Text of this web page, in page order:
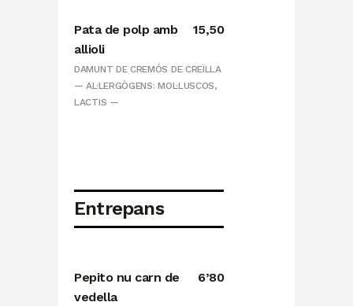
Pata de polp amb
allioli
15,50
DAMUNT DE CREMÓS DE CREÏLLA
— AL·LERGÒGENS: MOL·LUSCOS,
LACTIS —
Entrepans
Pepito nu carn de
vedella
6’80